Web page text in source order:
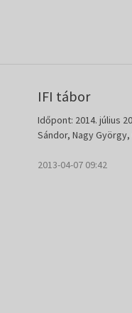
IFI tábor
Időpont: 2014. július
Sándor, Nagy
2013-04-07 09:42